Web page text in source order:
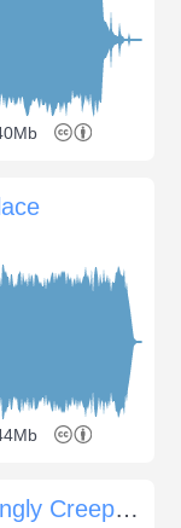
UNIVERSFIELD - Blood-Chillingly Creepy Atmospheres